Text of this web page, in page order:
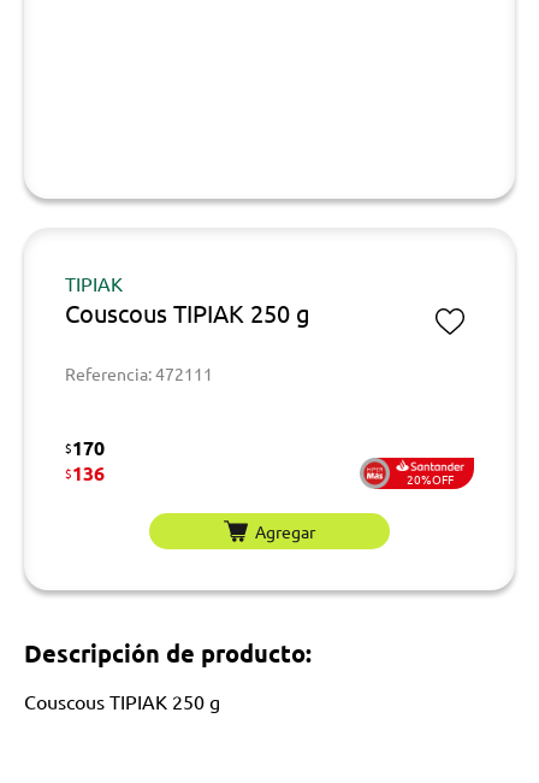
TIPIAK
Couscous TIPIAK 250 g
Referencia: 472111
$170
$136 20%OFF
Agregar
Descripción de producto:
Couscous TIPIAK 250 g